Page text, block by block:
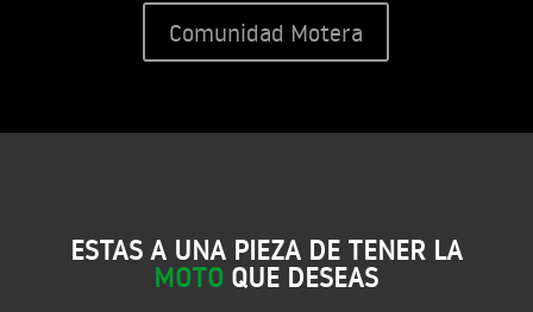
Comunidad Motera
ESTAS A UNA PIEZA DE TENER LA
MOTO QUE DESEAS